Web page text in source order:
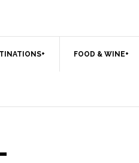
FOOD & WINE+